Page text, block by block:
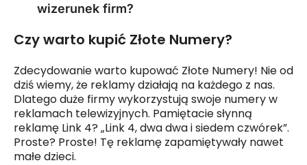
wizerunek firm?
Czy warto kupić Złote Numery?
Zdecydowanie warto kupować Złote Numery! Nie od
dziś wiemy, że reklamy działają na każdego z nas.
Dlatego duże firmy wykorzystują swoje numery w
reklamach telewizyjnych. Pamiętacie słynną
reklamę Link 4? „Link 4, dwa dwa i siedem czwórek”.
Proste? Proste! Tę reklamę zapamiętywały nawet
małe dzieci.